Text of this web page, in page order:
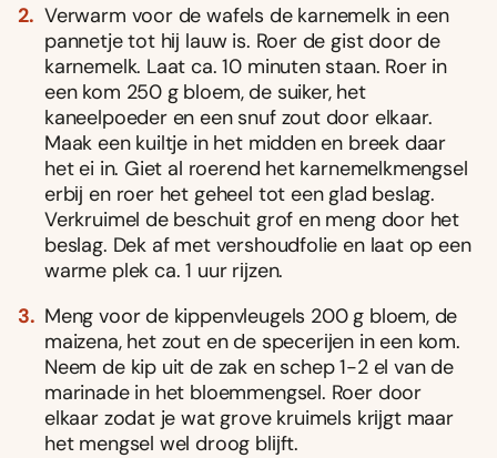
Verwarm voor de wafels de karnemelk in een
pannetje tot hĳ lauw is. Roer de gist door de
karnemelk. Laat ca. 10 minuten staan. Roer in
een kom 250 g bloem, de suiker, het
kaneelpoeder en een snuf zout door elkaar.
Maak een kuiltje in het midden en breek daar
het ei in. Giet al roerend het karnemelkmengsel
erbĳ en roer het geheel tot een glad beslag.
Verkruimel de beschuit grof en meng door het
beslag. Dek af met vershoudfolie en laat op een
warme plek ca. 1 uur rĳzen.
Meng voor de kippenvleugels 200 g bloem, de
maizena, het zout en de specerĳen in een kom.
Neem de kip uit de zak en schep 1-2 el van de
marinade in het bloemmengsel. Roer door
elkaar zodat je wat grove kruimels krĳgt maar
het mengsel wel droog blĳft.